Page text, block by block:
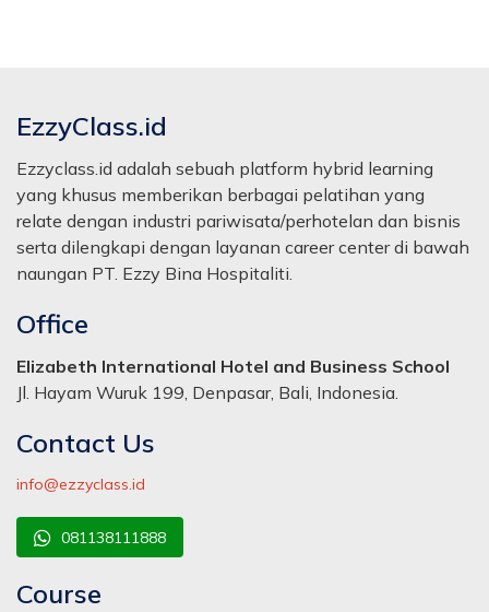
EzzyClass.id
Ezzyclass.id adalah sebuah platform hybrid learning
yang khusus memberikan berbagai pelatihan yang
relate dengan industri pariwisata/perhotelan dan bisnis
serta dilengkapi dengan layanan career center di bawah
naungan PT. Ezzy Bina Hospitaliti.
Office
Elizabeth International Hotel and Business School
Jl. Hayam Wuruk 199, Denpasar, Bali, Indonesia.
Contact Us
info@ezzyclass.id
081138111888
Course